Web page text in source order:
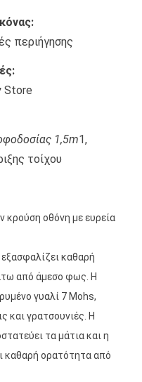
περιήγησης
Store
1,5m1,
τοίχου
κρούση οθόνη με ευρεία
καθαρή
από άμεσο φως. Η
γυαλί 7 Mohs,
και γρατσουνιές. Η
τα μάτια και η
καθαρή ορατότητα από